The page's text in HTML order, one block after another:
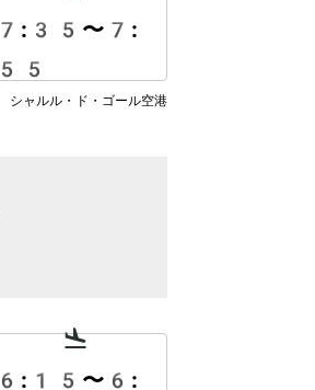
7:35 〜 7:
55
シャルル・ド・ゴール空港
6:15 〜 6: